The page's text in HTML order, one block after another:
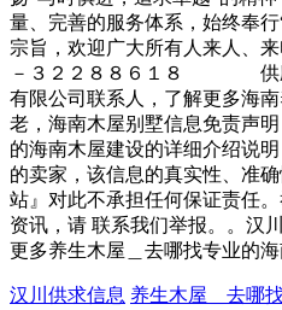
量、完善的服务体系，始终奉
宗旨，欢迎广大所有人来人、
－３２２８８６１８ 供应
有限公司联系人，了解更多海
老，海南木屋别墅信息免责声
的海南木屋建设的详细介绍说
的卖家，该信息的真实性、准
站』对此不承担任何保证责任
资讯，请 联系我们举报。。汉
更多养生木屋＿去哪找专业的
汉川供求信息 养生木屋＿去哪